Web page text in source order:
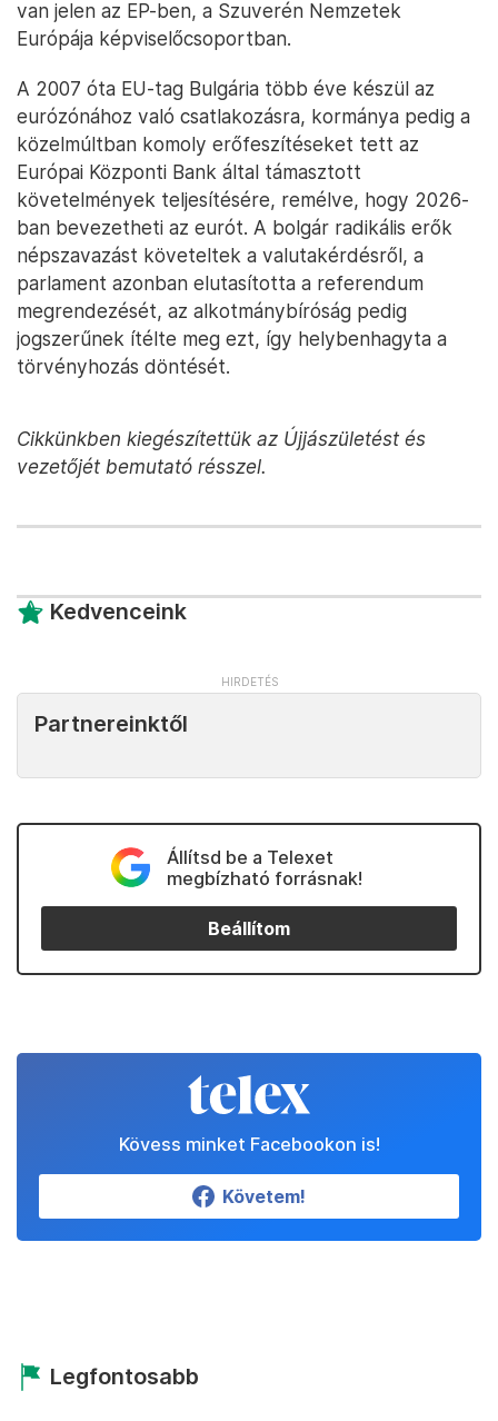
van jelen az EP-ben, a Szuverén Nemzetek
Európája képviselőcsoportban.
A 2007 óta EU-tag Bulgária több éve készül az
eurózónához való csatlakozásra, kormánya pedig a
közelmúltban komoly erőfeszítéseket tett az
Európai Központi Bank által támasztott
követelmények teljesítésére, remélve, hogy 2026-
ban bevezetheti az eurót. A bolgár radikális erők
népszavazást követeltek a valutakérdésről, a
parlament azonban elutasította a referendum
megrendezését, az alkotmánybíróság pedig
jogszerűnek ítélte meg ezt, így helybenhagyta a
törvényhozás döntését.
Cikkünkben kiegészítettük az Újjászületést és
vezetőjét bemutató résszel.
Kedvenceink
Partnereinktől
Állítsd be a Telexet
megbízható forrásnak!
Beállítom
Kövess minket Facebookon is!
Követem!
Legfontosabb